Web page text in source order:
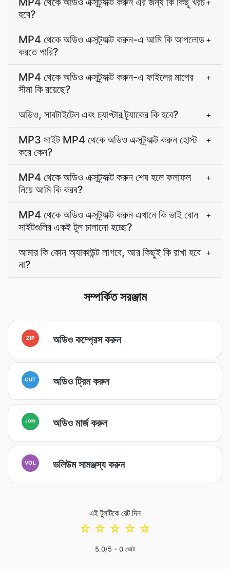
হবে?
+
MP4 থেকে অডিও এক্সট্র্যাক্ট করুন-এ আমি কি আপলোড
করতে পারি?
+
MP4 থেকে অডিও এক্সট্র্যাক্ট করুন-এ ফাইলের মাপের
সীমা কি রয়েছে?
+
অডিও, সাবটাইটেল এবং চ্যাপ্টার ট্র্যাকের কি হবে? +
MP3 সাইট MP4 থেকে অডিও এক্সট্র্যাক্ট করুন হোস্ট
করে কেন?
+
MP4 থেকে অডিও এক্সট্র্যাক্ট করুন শেষ হলে ফলাফল
নিয়ে আমি কি করব?
+
MP4 থেকে অডিও এক্সট্র্যাক্ট করুন এখানে কি ভাই বোন
সাইটগুলির একই টুল চালানো হচ্ছে?
+
আমার কি কোন অ্যাকাউন্ট লাগবে, আর কিছুই কি রাখা হবে
না?
+
সম্পর্কিত সরঞ্জাম
ZIP অডিও কম্প্রেস করুন
CUT অডিও ট্রিম করুন
JOIN অডিও মার্জ করুন
VOL ভলিউম সামঞ্জস্য করুন
এই টুলটিকে রেট দিন
☆
☆
☆
☆
☆
5.0/5 - 0 ভোট